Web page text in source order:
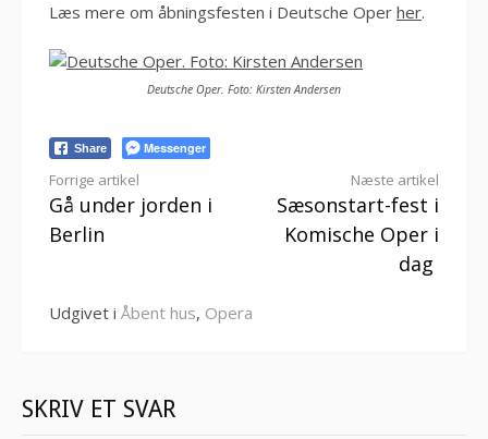
Læs mere om åbningsfesten i Deutsche Oper her.
Deutsche Oper. Foto: Kirsten Andersen
Share Messenger
Læs
videre
Forrige artikel
Gå under jorden i
Berlin
Næste artikel
Sæsonstart-fest i
Komische Oper i
dag
Udgivet i Åbent hus, Opera
SKRIV ET SVAR